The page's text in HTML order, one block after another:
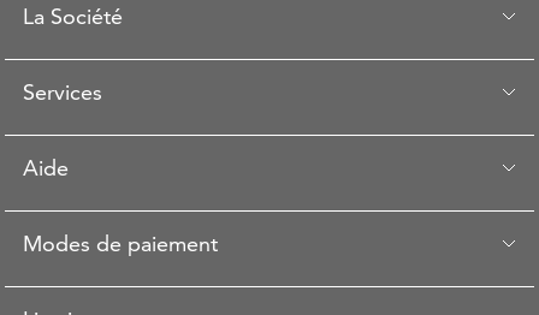
La Société
Services
Aide
Modes de paiement